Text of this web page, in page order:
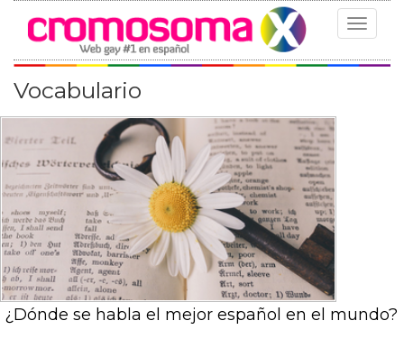
Toggle
Vocabulario
¿Dónde se habla el mejor español en el mundo?